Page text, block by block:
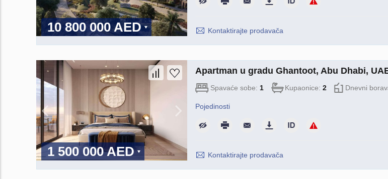
10 800 000 AED Kontaktirajte prodavača
1 500 000 AED
Apartman u gradu Ghantoot, Abu Dhabi,
Spavaće sobe: 1 Kupaonice: 2 Dnevni
Pojedinosti
Kontaktirajte prodavača